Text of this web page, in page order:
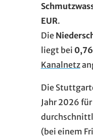
EUR.
Die
liegt bei
Kanalnetz
Die
Jahr 2026
(bei einem